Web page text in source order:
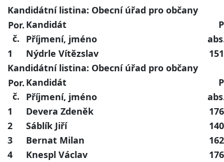
Kandidátní listina: Obecní úřad pro občany
Por.
č.
Kandidát
Příjmení, jméno
1
Nýdrle Vítězslav
151
Kandidátní listina: Obecní úřad pro občany
Por.
č.
Kandidát
Příjmení, jméno
1
Devera Zdeněk
176
2
Sáblík Jiří
140
3
Bernat Milan
162
4
Knespl Václav
176